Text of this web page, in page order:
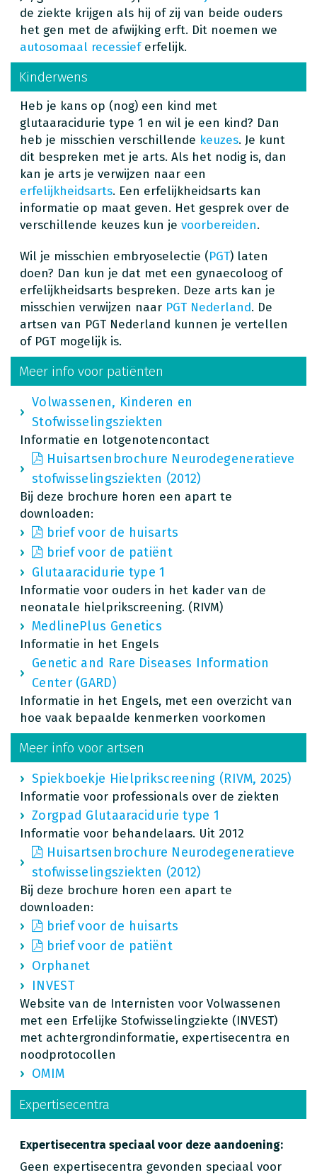
de ziekte krijgen als hij of zij van beide ouders
het gen met de afwijking erft. Dit noemen we
autosomaal recessieferfelijk.
Kinderwens
Heb je kans op (nog) een kind met
glutaaracidurie type 1 en wil je een kind? Dan
heb je misschien verschillende keuzes. Je kunt
dit bespreken met je arts. Als het nodig is, dan
kan je arts je verwijzen naar een
erfelijkheidsarts. Een erfelijkheidsarts kan
informatie op maat geven. Het gesprek over de
verschillende keuzes kun je voorbereiden.
Wil je misschien embryoselectie (PGT) laten
doen? Dan kun je dat met een gynaecoloog of
erfelijkheidsarts bespreken. Deze arts kan je
misschien verwijzen naar PGT Nederland. De
artsen van PGT Nederland kunnen je vertellen
of PGT mogelijk is.
Meer info voor patiënten
Volwassenen, Kinderen en
Stofwisselingsziekten
Informatie en lotgenotencontact
Huisartsenbrochure Neurodegeneratieve
stofwisselingsziekten (2012)
Bij deze brochure horen een apart te
downloaden:
brief voor de huisarts
brief voor de patiënt
Glutaaracidurie type 1
Informatie voor ouders in het kader van de
neonatale hielprikscreening. (RIVM)
MedlinePlus Genetics
Informatie in het Engels
Genetic and Rare Diseases Information
Center (GARD)
Informatie in het Engels, met een overzicht van
hoe vaak bepaalde kenmerken voorkomen
Meer info voor artsen
Spiekboekje Hielprikscreening (RIVM, 2025)
Informatie voor professionals over de ziekten
Zorgpad Glutaaracidurie type 1
Informatie voor behandelaars. Uit 2012
Huisartsenbrochure Neurodegeneratieve
stofwisselingsziekten (2012)
Bij deze brochure horen een apart te
downloaden:
brief voor de huisarts
brief voor de patiënt
Orphanet
INVEST
Website van de Internisten voor Volwassenen
met een Erfelijke Stofwisselingziekte (INVEST)
met achtergrondinformatie, expertisecentra en
noodprotocollen
OMIM
Expertisecentra
Expertisecentra speciaal voor deze aandoening:
Geen expertisecentra gevonden speciaal voor